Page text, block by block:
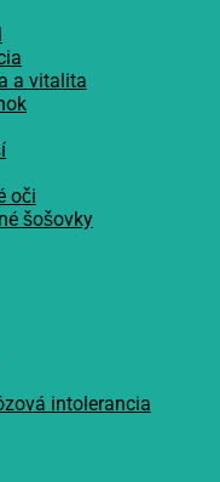
a vitalita
oči
šošovky
intolerancia